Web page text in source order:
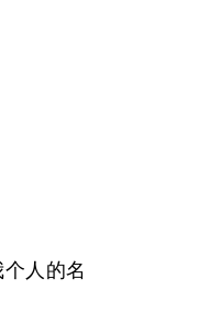
人的名